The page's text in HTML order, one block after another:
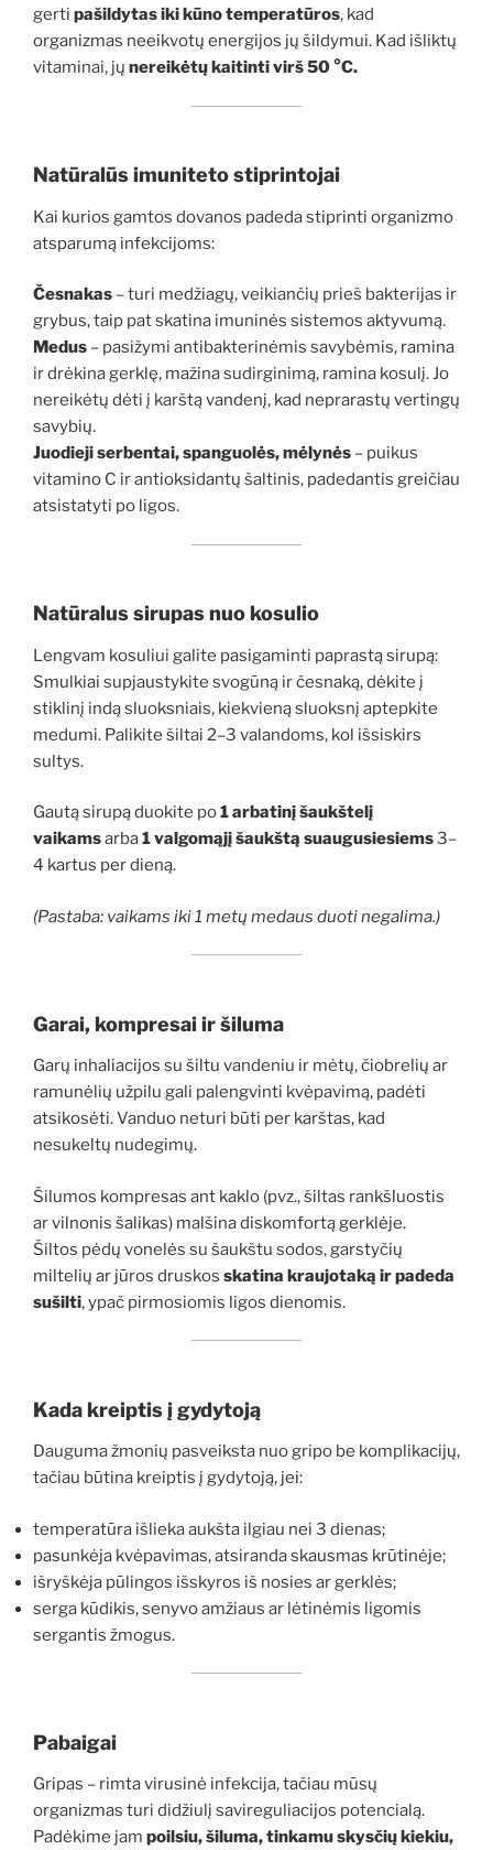
gerti pašildytas iki kūno temperatūros, kad
organizmas neeikvotų energijos jų šildymui. Kad išliktų
vitaminai, jų nereikėtų kaitinti virš 50 °C.
Natūralūs imuniteto stiprintojai
Kai kurios gamtos dovanos padeda stiprinti organizmo
atsparumą infekcijoms:
Česnakas – turi medžiagų, veikiančių prieš bakterijas ir
grybus, taip pat skatina imuninės sistemos aktyvumą.
Medus – pasižymi antibakterinėmis savybėmis, ramina
ir drėkina gerklę, mažina sudirginimą, ramina kosulį. Jo
nereikėtų dėti į karštą vandenį, kad neprarastų vertingų
savybių.
Juodieji serbentai, spanguolės, mėlynės – puikus
vitamino C ir antioksidantų šaltinis, padedantis greičiau
atsistatyti po ligos.
Natūralus sirupas nuo kosulio
Lengvam kosuliui galite pasigaminti paprastą sirupą:
Smulkiai supjaustykite svogūną ir česnaką, dėkite į
stiklinį indą sluoksniais, kiekvieną sluoksnį aptepkite
medumi. Palikite šiltai 2–3 valandoms, kol išsiskirs
sultys.
Gautą sirupą duokite po1 arbatinį šaukštelį
vaikamsarba1 valgomąjį šaukštą suaugusiesiems3–
4 kartus per dieną.
(Pastaba: vaikams iki 1 metų medaus duoti negalima.)
Garai, kompresai ir šiluma
Garų inhaliacijos su šiltu vandeniu ir mėtų, čiobrelių ar
ramunėlių užpilu gali palengvinti kvėpavimą, padėti
atsikosėti. Vanduo neturi būti per karštas, kad
nesukeltų nudegimų.
Šilumos kompresas ant kaklo (pvz., šiltas rankšluostis
ar vilnonis šalikas) malšina diskomfortą gerklėje.
Šiltos pėdų vonelės su šaukštu sodos, garstyčių
miltelių ar jūros druskos skatina kraujotaką ir padeda
sušilti, ypač pirmosiomis ligos dienomis.
Kada kreiptis į gydytoją
Dauguma žmonių pasveiksta nuo gripo be komplikacijų,
tačiau būtina kreiptis į gydytoją, jei:
temperatūra išlieka aukšta ilgiau nei 3 dienas;
pasunkėja kvėpavimas, atsiranda skausmas krūtinėje;
išryškėja pūlingos išskyros iš nosies ar gerklės;
serga kūdikis, senyvo amžiaus ar lėtinėmis ligomis
sergantis žmogus.
Pabaigai
Gripas – rimta virusinė infekcija, tačiau mūsų
organizmas turi didžiulį savireguliacijos potencialą.
Padėkime jam poilsiu, šiluma, tinkamu skysčių kiekiu,